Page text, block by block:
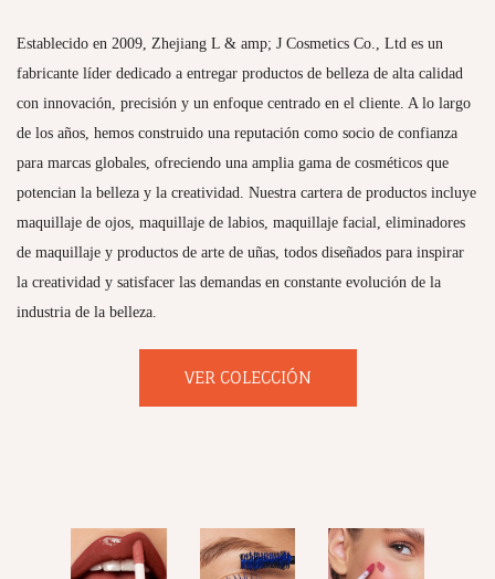
Establecido en 2009, Zhejiang L & amp; J Cosmetics Co., Ltd es un
fabricante líder dedicado a entregar productos de belleza de alta calidad
con innovación, precisión y un enfoque centrado en el cliente. A lo largo
de los años, hemos construido una reputación como socio de confianza
para marcas globales, ofreciendo una amplia gama de cosméticos que
potencian la belleza y la creatividad. Nuestra cartera de productos incluye
maquillaje de ojos, maquillaje de labios, maquillaje facial, eliminadores
de maquillaje y productos de arte de uñas, todos diseñados para inspirar
la creatividad y satisfacer las demandas en constante evolución de la
industria de la belleza.
VER COLECCIÓN